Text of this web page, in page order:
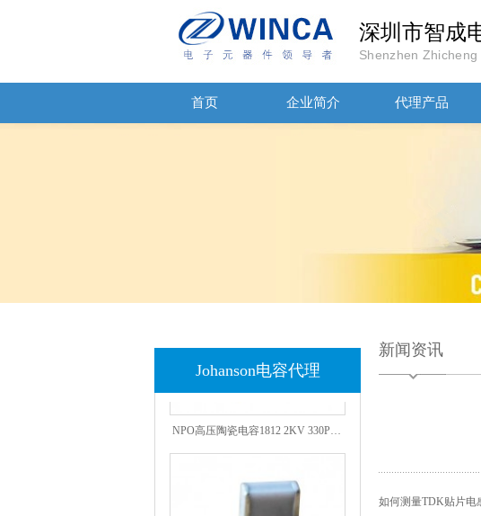
深圳市智成
Shenzhen Zhicheng
首页 企业简介 代理产品
Johanson电容代理
NPO高压陶瓷电容1812 2KV 330PF 5%精度
新闻资讯
如何测量TDK贴片电